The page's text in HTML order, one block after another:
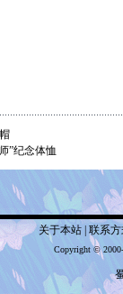
”纪念体恤
关于本站 联系
Copyright ©